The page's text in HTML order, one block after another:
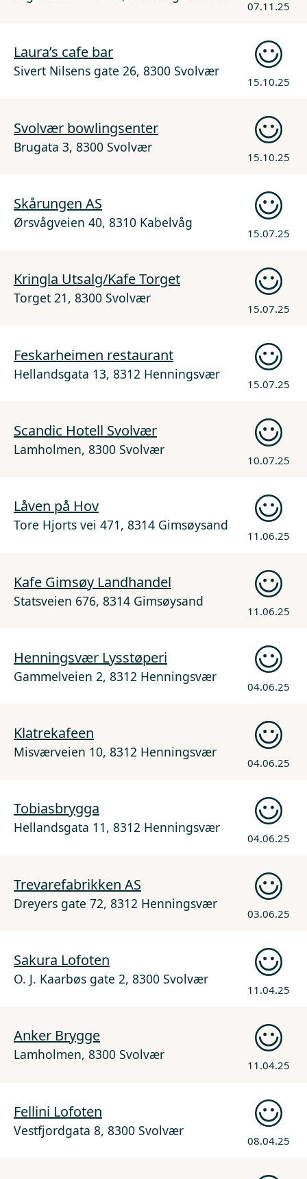
07.11.25
Laura’s cafe bar
Sivert Nilsens gate 26, 8300 Svolvær
15.10.25
Svolvær bowlingsenter
Brugata 3, 8300 Svolvær
15.10.25
Skårungen AS
Ørsvågveien 40, 8310 Kabelvåg
15.07.25
Kringla Utsalg/Kafe Torget
Torget 21, 8300 Svolvær
15.07.25
Feskarheimen restaurant
Hellandsgata 13, 8312 Henningsvær
15.07.25
Scandic Hotell Svolvær
Lamholmen, 8300 Svolvær
10.07.25
Låven på Hov
Tore Hjorts vei 471, 8314 Gimsøysand
11.06.25
Kafe Gimsøy Landhandel
Statsveien 676, 8314 Gimsøysand
11.06.25
Henningsvær Lysstøperi
Gammelveien 2, 8312 Henningsvær
04.06.25
Klatrekafeen
Misværveien 10, 8312 Henningsvær
04.06.25
Tobiasbrygga
Hellandsgata 11, 8312 Henningsvær
04.06.25
Trevarefabrikken AS
Dreyers gate 72, 8312 Henningsvær
03.06.25
Sakura Lofoten
O. J. Kaarbøs gate 2, 8300 Svolvær
11.04.25
Anker Brygge
Lamholmen, 8300 Svolvær
11.04.25
Fellini Lofoten
Vestfjordgata 8, 8300 Svolvær
08.04.25